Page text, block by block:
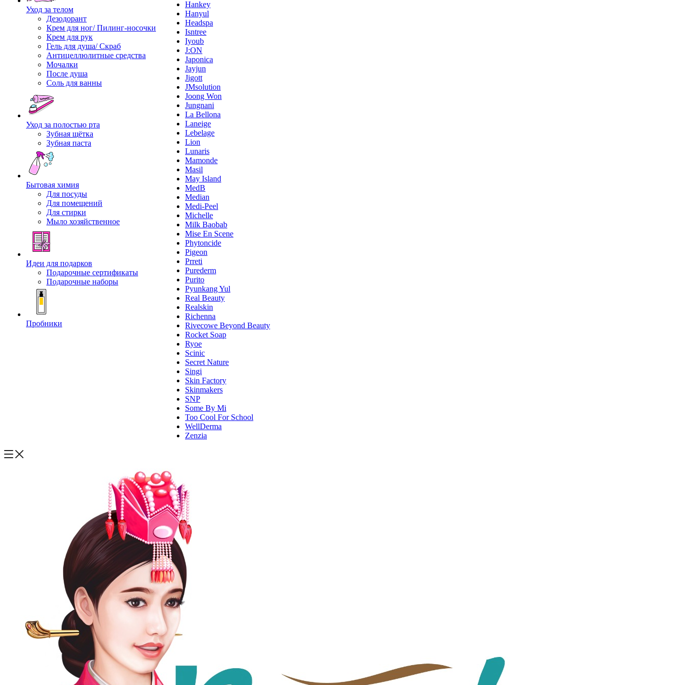
Уход за телом
Дезодорант
Крем для ног/ Пилинг-носочки
Крем для рук
Гель для душа/ Скраб
Антицеллюлитные средства
Мочалки
После душа
Соль для ванны
Уход за полостью рта
Зубная щётка
Зубная паста
Бытовая химия
Для посуды
Для помещений
Для стирки
Мыло хозяйственное
Идеи для подарков
Подарочные сертификаты
Подарочные наборы
Пробники
Hankey
Hanyul
Headspa
Isntree
Iyoub
J:ON
Japonica
Jayjun
Jigott
JMsolution
Joong Won
Jungnani
La Bellona
Laneige
Lebelage
Lion
Lunaris
Mamonde
Masil
May Island
MedB
Median
Medi-Peel
Michelle
Milk Baobab
Mise En Scene
Phytoncide
Pigeon
Prreti
Purederm
Purito
Pyunkang Yul
Real Beauty
Realskin
Richenna
Rivecowe Beyond Beauty
Rocket Soap
Ryoe
Scinic
Secret Nature
Singi
Skin Factory
Skinmakers
SNP
Some By Mi
Too Cool For School
WellDerma
Zenzia